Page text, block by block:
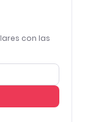
con las